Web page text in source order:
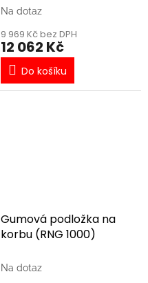
Na dotaz
9 969 Kč bez DPH
12 062 Kč
Do košíku
Gumová podložka na
korbu (RNG 1000)
Na dotaz